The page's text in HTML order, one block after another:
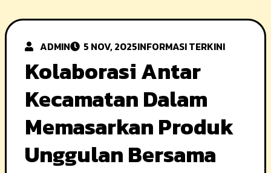
ADMIN 5 NOV, 2025INFORMASI TERKINI
Kolaborasi Antar
Kecamatan Dalam
Memasarkan Produk
Unggulan Bersama